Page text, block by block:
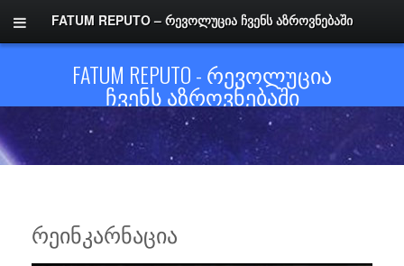
FATUM REPUTO – ᲠᲔᲕᲝᲚᲣᲪᲘᲐ ᲩᲕᲔᲜᲡ ᲐᲖᲠᲝᲕᲜᲔᲑᲐᲨᲘ
FATUM REPUTO - ᲠᲔᲕᲝᲚᲣᲪᲘᲐ
ᲩᲕᲔᲜᲡ ᲐᲖᲠᲝᲕᲜᲔᲑᲐᲨᲘ
ᲠᲔᲘᲜᲙᲐᲠᲜᲐᲪᲘᲐ